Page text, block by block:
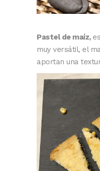
Pastel de maíz,
muy versátil, el
aportan una